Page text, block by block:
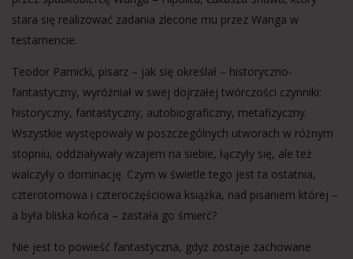
stara się realizować zadania zlecone mu przez Wanga w
testamencie.
Teodor Parnicki, pisarz – jak się określał – historyczno-
fantastyczny, wyróżniał w swej dojrzałej twórczości czynniki:
historyczny, fantastyczny, autobiograficzny, metafizyczny.
Wszystkie występowały w poszczególnych utworach w różnym
stopniu, oddziaływały wzajem na siebie, łączyły się, ale też
walczyły o dominację. Czym w świetle tego jest ta ostatnia,
czterotomowa i czteroczęściowa książka, nad pisaniem której –
a była bliska końca – zastała go śmierć?
Nie jest to powieść fantastyczna, gdyż zostaje zachowane